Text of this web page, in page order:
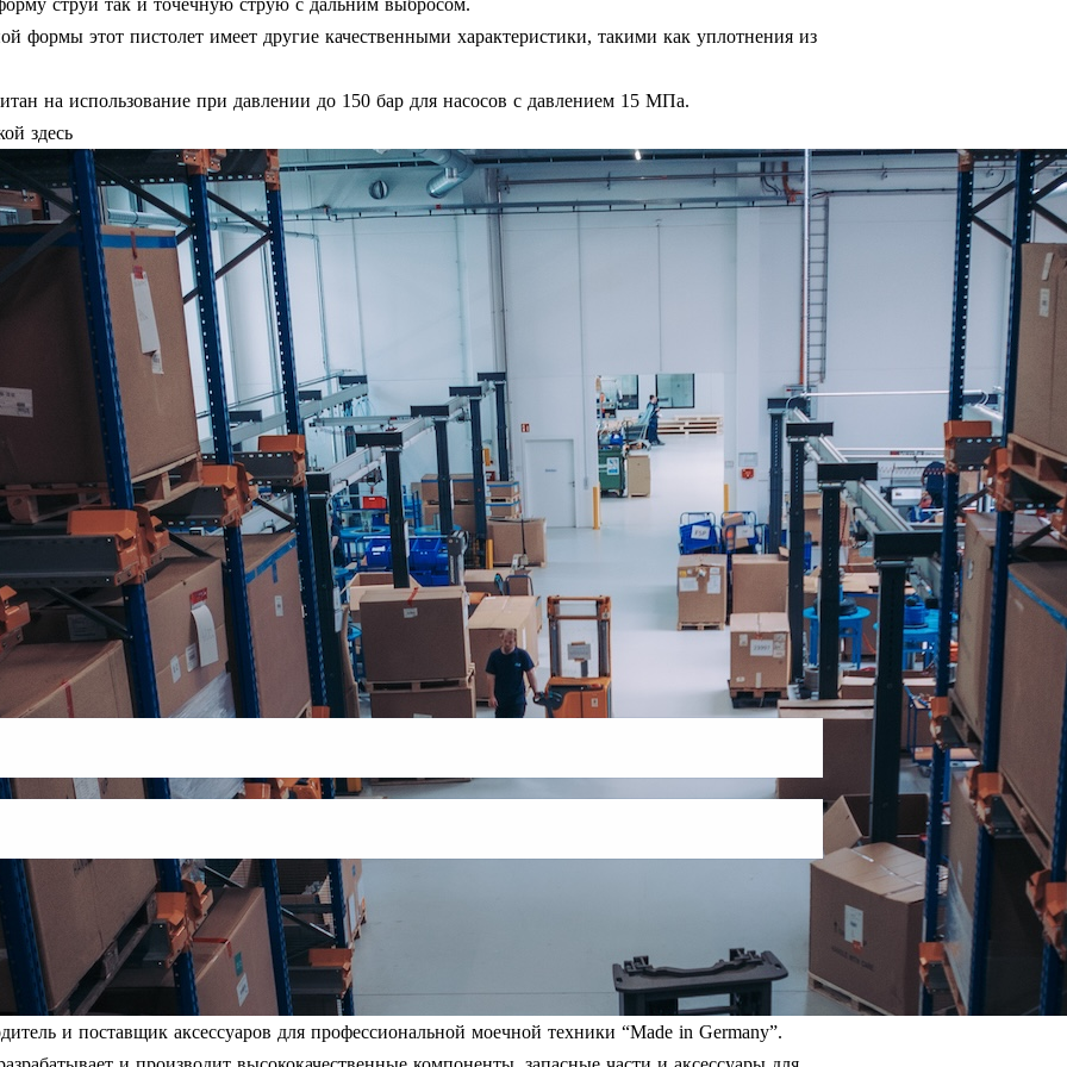
этот пистолет имеет другие качественными характеристики, такими как уплотнения из
на использование при давлении до 150 бар для насосов с давлением 15 МПа.
здесь
и поставщик аксессуаров для профессиональной моечной техники “Made in Germany”.